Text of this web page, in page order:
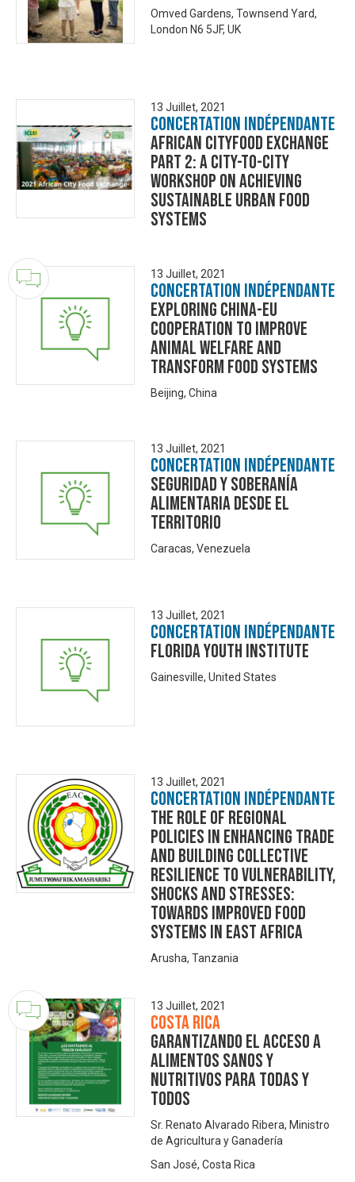
Omved Gardens, Townsend Yard,
London N6 5JF, UK
13 Juillet, 2021
Concertation Indépendante
African Cityfood Exchange
Part 2: A City-to-City
Workshop on Achieving
Sustainable Urban Food
Systems
13 Juillet, 2021
Concertation Indépendante
Exploring China-EU
Cooperation to Improve
Animal Welfare and
Transform Food Systems
Beijing, China
13 Juillet, 2021
Concertation Indépendante
Seguridad y Soberanía
Alimentaria desde el
territorio
Caracas, Venezuela
13 Juillet, 2021
Concertation Indépendante
Florida Youth Institute
Gainesville, United States
13 Juillet, 2021
Concertation Indépendante
The Role of Regional
Policies in Enhancing Trade
and Building Collective
Resilience to Vulnerability,
Shocks and Stresses:
Towards Improved Food
Systems in East Africa
Arusha, Tanzania
13 Juillet, 2021
Costa Rica
Garantizando el acceso a
alimentos sanos y
nutritivos para todas y
todos
Sr. Renato Alvarado Ribera, Ministro
de Agricultura y Ganadería
San José, Costa Rica